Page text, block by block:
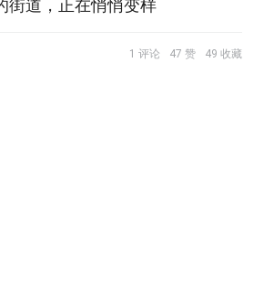
街道，正在悄悄变样
1 评论 47 赞 49 收藏